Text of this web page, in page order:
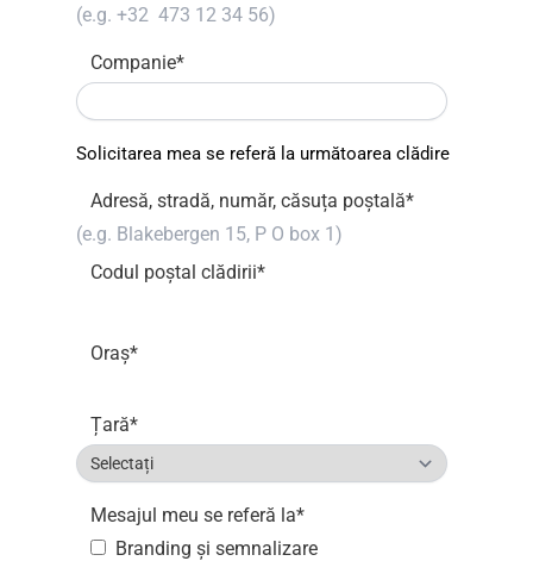
Companie*
Solicitarea mea se referă la următoarea clădire
Adresă, stradă, număr, căsuța poștală*
Codul poștal clădirii*
Oraș*
Țară*
Mesajul meu se referă la*
Branding și semnalizare